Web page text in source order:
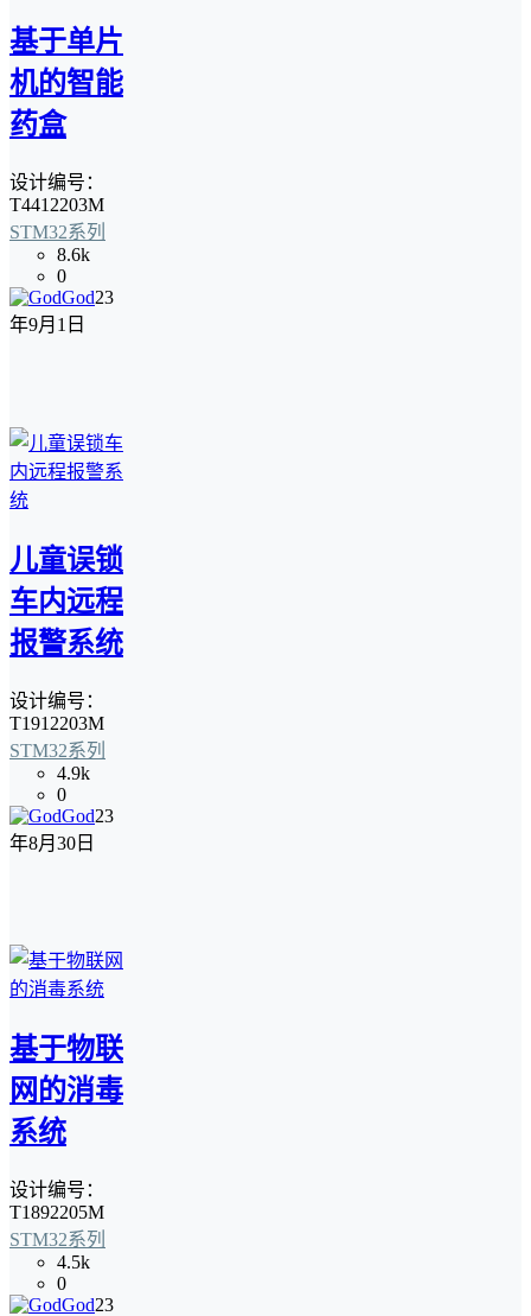
基于单片
机的智能
药盒
设计编号：
T4412203M
STM32系列
8.6k
0
God23
年9月1日
儿童误锁
车内远程
报警系统
设计编号：
T1912203M
STM32系列
4.9k
0
God23
年8月30日
基于物联
网的消毒
系统
设计编号：
T1892205M
STM32系列
4.5k
0
God23